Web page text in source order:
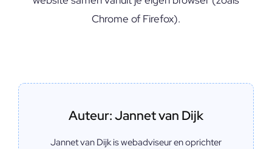
Chrome of Firefox).
Auteur: Jannet van Dijk
Jannet van Dijk is webadviseur en oprichter